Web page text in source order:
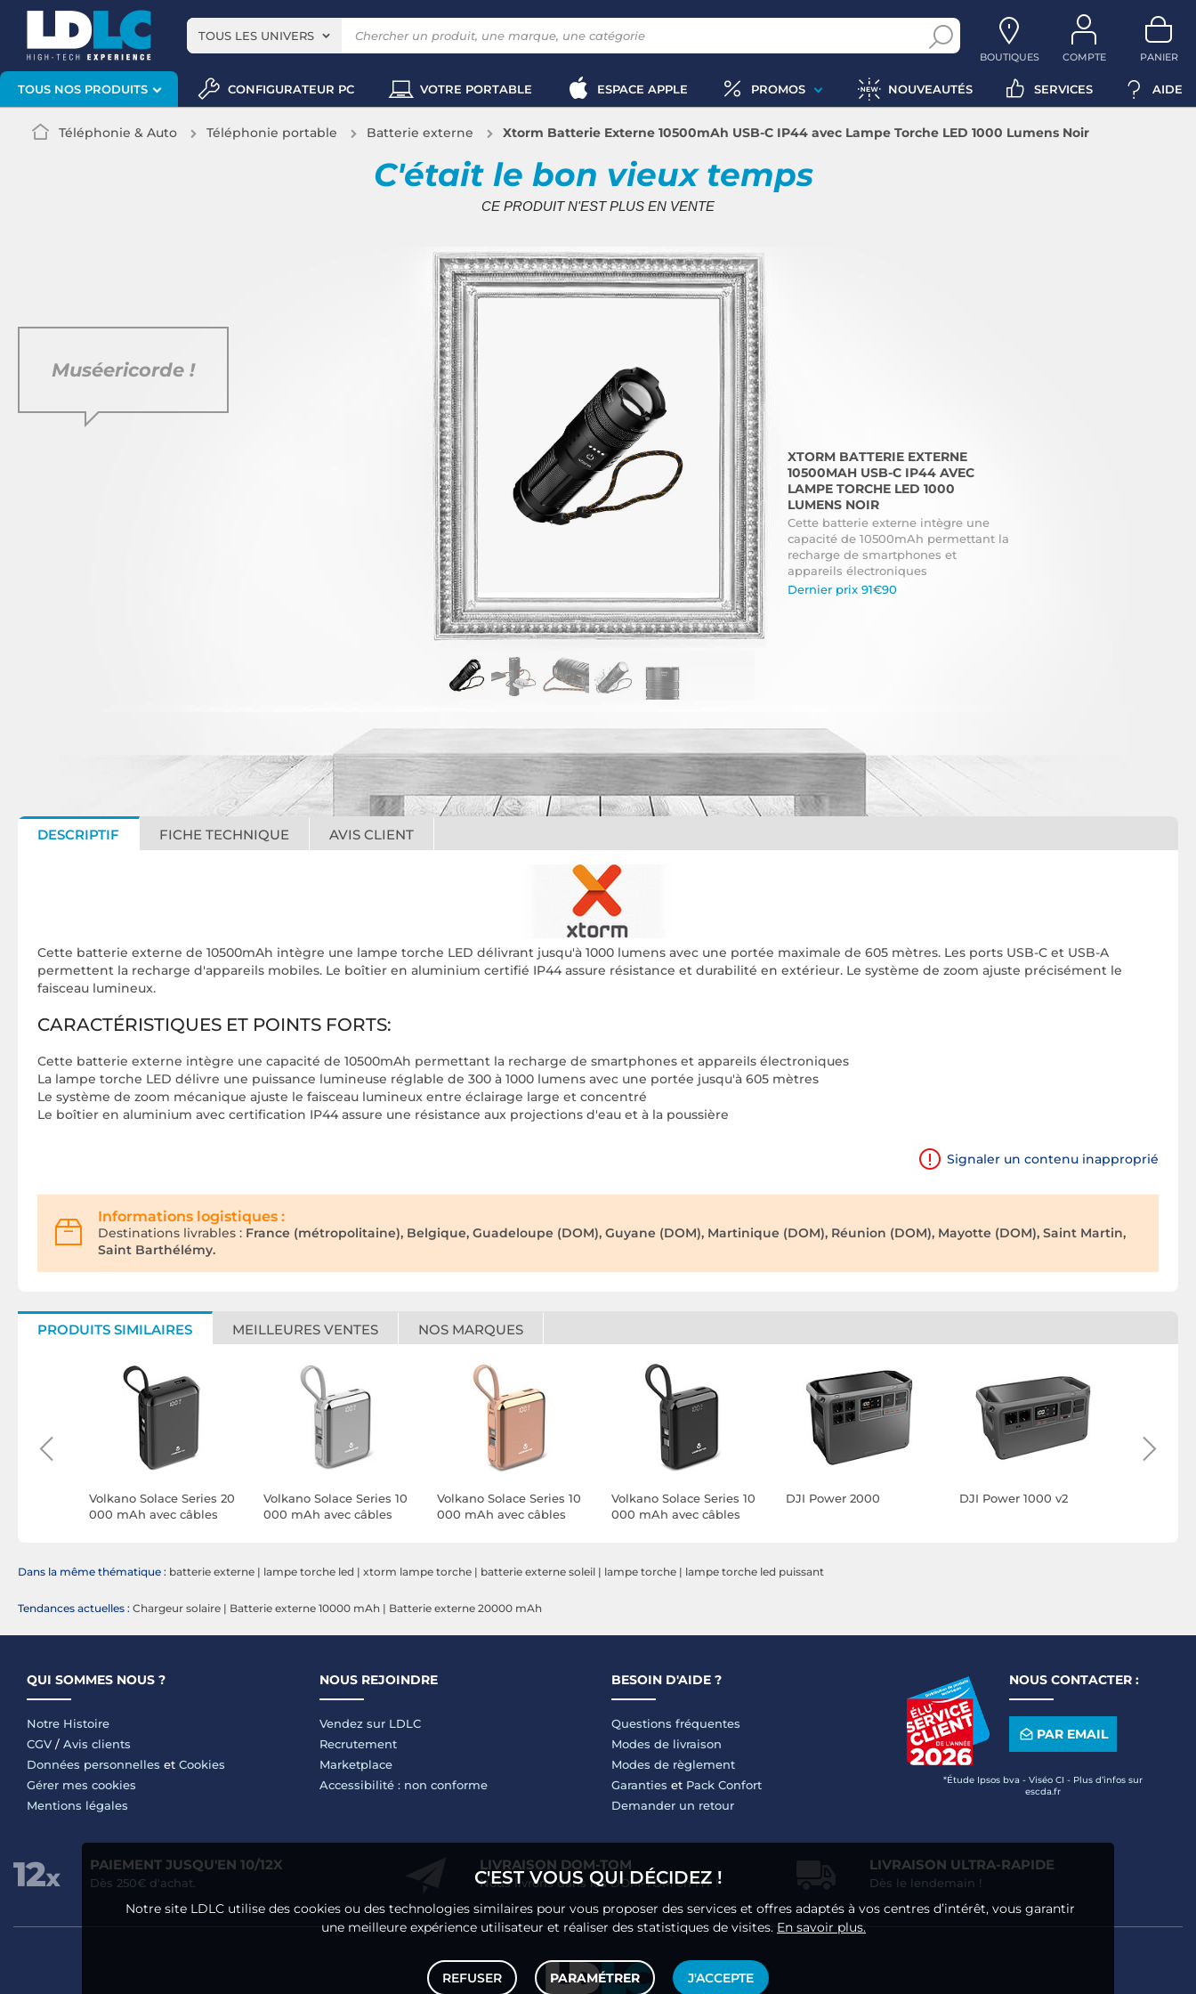
TOUS LES UNIVERS
BOUTIQUES COMPTE PANIER
TOUS NOS PRODUITS CONFIGURATEUR PC VOTRE PORTABLE ESPACE APPLE PROMOS NOUVEAUTÉS SERVICES AIDE
Téléphonie & Auto Téléphonie portable Batterie externe Xtorm Batterie Externe 10500mAh USB-C IP44 avec Lampe Torche LED 1000 Lumens Noir
C'était le bon vieux temps
CE PRODUIT N'EST PLUS EN VENTE
XTORM BATTERIE EXTERNE
10500MAH USB-C IP44 AVEC
LAMPE TORCHE LED 1000
LUMENS NOIR
Cette batterie externe intègre une
capacité de 10500mAh permettant la
recharge de smartphones et
appareils électroniques
Dernier prix 91€90
Muséericorde !
DESCRIPTIF FICHE TECHNIQUE AVIS CLIENT
Cette batterie externe de 10500mAh intègre une lampe torche LED délivrant jusqu'à 1000 lumens avec une portée maximale de 605 mètres. Les ports USB-C et USB-A
permettent la recharge d'appareils mobiles. Le boîtier en aluminium certifié IP44 assure résistance et durabilité en extérieur. Le système de zoom ajuste précisément le
faisceau lumineux.
CARACTÉRISTIQUES ET POINTS FORTS:
Cette batterie externe intègre une capacité de 10500mAh permettant la recharge de smartphones et appareils électroniques
La lampe torche LED délivre une puissance lumineuse réglable de 300 à 1000 lumens avec une portée jusqu'à 605 mètres
Le système de zoom mécanique ajuste le faisceau lumineux entre éclairage large et concentré
Le boîtier en aluminium avec certification IP44 assure une résistance aux projections d'eau et à la poussière
Signaler un contenu inapproprié
Informations logistiques :
Destinations livrables : France (métropolitaine), Belgique, Guadeloupe (DOM), Guyane (DOM), Martinique (DOM), Réunion (DOM), Mayotte (DOM), Saint Martin,
Saint Barthélémy.
PRODUITS SIMILAIRES MEILLEURES VENTES NOS MARQUES
Volkano Solace Series 20
000 mAh avec câbles
Volkano Solace Series 10
000 mAh avec câbles
Volkano Solace Series 10
000 mAh avec câbles
Volkano Solace Series 10
000 mAh avec câbles
DJI Power 2000 DJI Power 1000 v2
Dans la même thématique : batterie externe | lampe torche led | xtorm lampe torche | batterie externe soleil | lampe torche | lampe torche led puissant
Tendances actuelles : Chargeur solaire | Batterie externe 10000 mAh | Batterie externe 20000 mAh
QUI SOMMES NOUS ?
Notre Histoire
CGV / Avis clients
Données personnelles et Cookies
Gérer mes cookies
Mentions légales
NOUS REJOINDRE
Vendez sur LDLC
Recrutement
Marketplace
Accessibilité : non conforme
BESOIN D'AIDE ?
Questions fréquentes
Modes de livraison
Modes de règlement
Garanties et Pack Confort
Demander un retour
NOUS CONTACTER :
PAR EMAIL
*Étude Ipsos bva - Viséo CI - Plus d’infos sur
escda.fr
PAIEMENT JUSQU'EN 10/12X
Dès 250€ d'achat.
LIVRAISON DOM-TOM
Nous livrons dans les DOM-TOM en HT !
LIVRAISON ULTRA-RAPIDE
Dès le lendemain !
C'EST VOUS QUI DÉCIDEZ !
Notre site LDLC utilise des cookies ou des technologies similaires pour vous proposer des services et offres adaptés à vos centres d’intérêt, vous garantir
une meilleure expérience utilisateur et réaliser des statistiques de visites. En savoir plus.
REFUSER PARAMÉTRER J'ACCEPTE